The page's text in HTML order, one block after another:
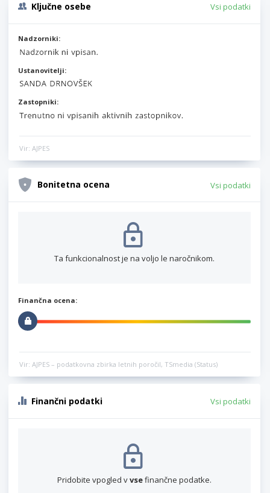
Ključne osebe Vsi podatki
Nadzorniki:
Ustanovitelji:
Zastopniki:
Vir: AJPES
Bonitetna ocena Vsi podatki
Ta funkcionalnost je na voljo le naročnikom.
Finančna ocena:
Vir: AJPES – podatkovna zbirka letnih poročil, TSmedia (Status)
Finančni podatki Vsi podatki
Pridobite vpogled vvsefinančne podatke.